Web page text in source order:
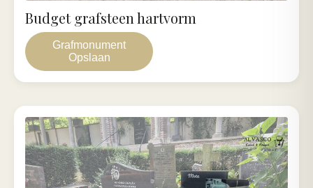
Grafmonument
Opslaan
Budget grafsteen hartvorm